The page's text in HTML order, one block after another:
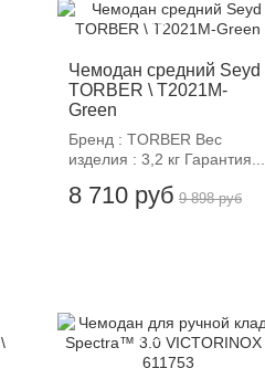
Чемодан средний Seyd
TORBER \ T2021M-
Green
Бренд : TORBER Вес
изделия : 3,2 кг Гарантия...
8 710 руб
-12%
9 898 руб
-12%